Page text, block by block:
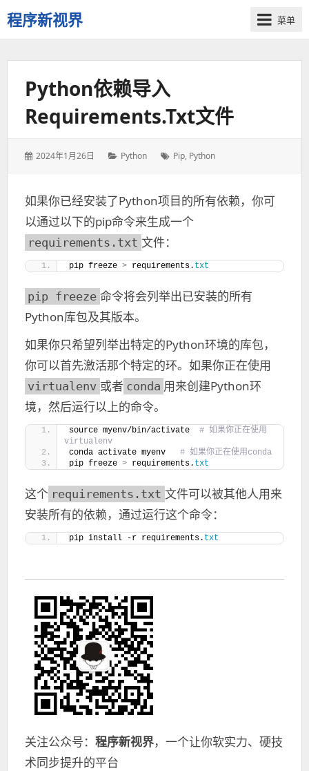
程序新视界
开
启
菜单
Python依赖导入
Requirements.txt文件
发
2024年1月26日
分
Python
标
Pip, Python
如果你已经安装了Python项目的所有依赖，你可
以通过以下的pip命令来生成一个
requirements.txt 文件：
pip freeze > requirements. txt
pip freeze 命令将会列举出已安装的所有
Python库包及其版本。
如果你只希望列举出特定的Python环境的库包，
你可以首先激活那个特定的环。如果你正在使用
virtualenv 或者 conda 用来创建Python环
境，然后运行以上的命令。
source myenv/bin/activate
# 如果你正在使用
virtualenv
conda activate myenv
# 如果你正在使用conda
pip freeze > requirements. txt
这个 requirements.txt 文件可以被其他人用来
安装所有的依赖，通过运行这个命令：
pip install -r requirements. txt
关注公众号： 程序新视界，一个让你软实力、硬技
术同步提升的平台